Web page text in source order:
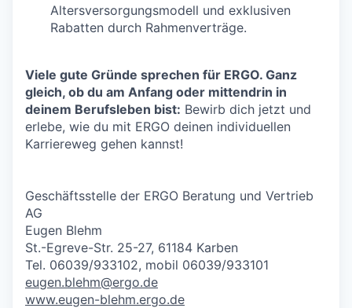
Altersversorgungsmodell und exklusiven
Rabatten durch Rahmenverträge.
Viele gute Gründe sprechen für ERGO. Ganz
gleich, ob du am Anfang oder mittendrin in
deinem Berufsleben bist: Bewirb dich jetzt und
erlebe, wie du mit ERGO deinen individuellen
Karriereweg gehen kannst!
Geschäftsstelle der ERGO Beratung und Vertrieb
AG
Eugen Blehm
St.-Egreve-Str. 25-27, 61184 Karben
Tel. 06039/933102, mobil 06039/933101
eugen.blehm@ergo.de
www.eugen-blehm.ergo.de